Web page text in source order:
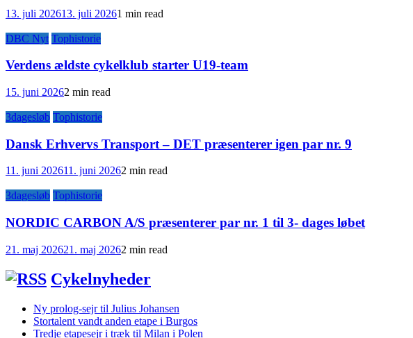
13. juli 202613. juli 20261 min read
DBC Nyt Tophistorie
Verdens ældste cykelklub starter U19-team
15. juni 20262 min read
3dagesløb Tophistorie
Dansk Erhvervs Transport – DET præsenterer igen par nr. 9
11. juni 202611. juni 20262 min read
3dagesløb Tophistorie
NORDIC CARBON A/S præsenterer par nr. 1 til 3- dages løbet
21. maj 202621. maj 20262 min read
Cykelnyheder
Ny prolog-sejr til Julius Johansen
Stortalent vandt anden etape i Burgos
Tredje etapesejr i træk til Milan i Polen